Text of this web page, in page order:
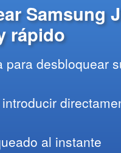
Samsung
rápido
para desbloquear
al instante